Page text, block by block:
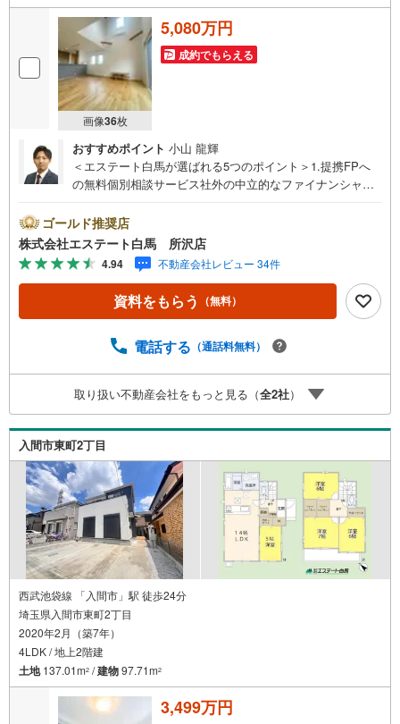
画像36枚
5,080万円
成約でもらえる
おすすめポイント 小山 龍輝
＜エステート白馬が選ばれる5つのポイント＞1.提携FPへ
の無料個別相談サービス社外の中立的なファイナンシャル
や学費等も含めてシミュレーションをご提案できます2.物
件情報が豊富所沢市を中心にたくさんの情報をご用意して
おります。インターネット広告前の物件も多数取り揃えて
おります。お客様のご希望エリアをお申し付けください。
3.自社グループでリフォーム、新築請負所沢店の3階はリフ
ォーム、注文建築部門の相談スペースです。一級建築士を
て、リフォームや注文建築についてご相談頂けます4.年中
～19:00 この時間はお電話でのお問合わせがスムーズです
5.お子様連れでおこしくださいキッズスペース、授乳室、
オムツ替えベッド、アンパンマンジュースをご用意してお
ります。ご見学ご希望の方は、右上の“室内・現地を見学す
る（無料）をボタンからご予約ください。
ゴールド推奨店
株式会社エステート白馬 所沢店
4.94 不動産会社レビュー 34件
資料をもらう （無料）
電話する （通話料無料）
取り扱い不動産会社をもっと見る（全2社）
入間市東町2丁目
西武池袋線 「入間市」駅 徒歩24分
埼玉県入間市東町2丁目
2020年2月（築7年）
4LDK / 地上2階建
土地137.01m2 /建物97.71m2
3,499万円